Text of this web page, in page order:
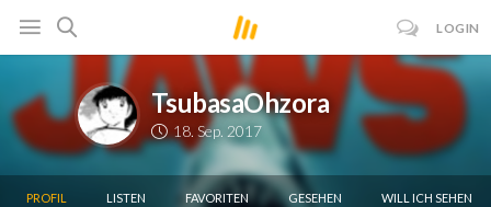
LOGIN
TsubasaOhzora
18. Sep. 2017
PROFIL LISTEN FAVORITEN GESEHEN WILL ICH SEHEN